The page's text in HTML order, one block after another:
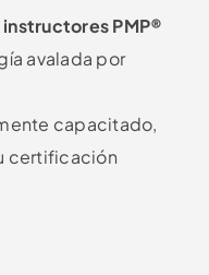
instructores PMP®
avalada por
capacitado,
certificación